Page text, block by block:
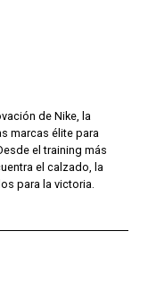
de Nike, la
marcas élite para
el training más
el calzado, la
para la victoria.